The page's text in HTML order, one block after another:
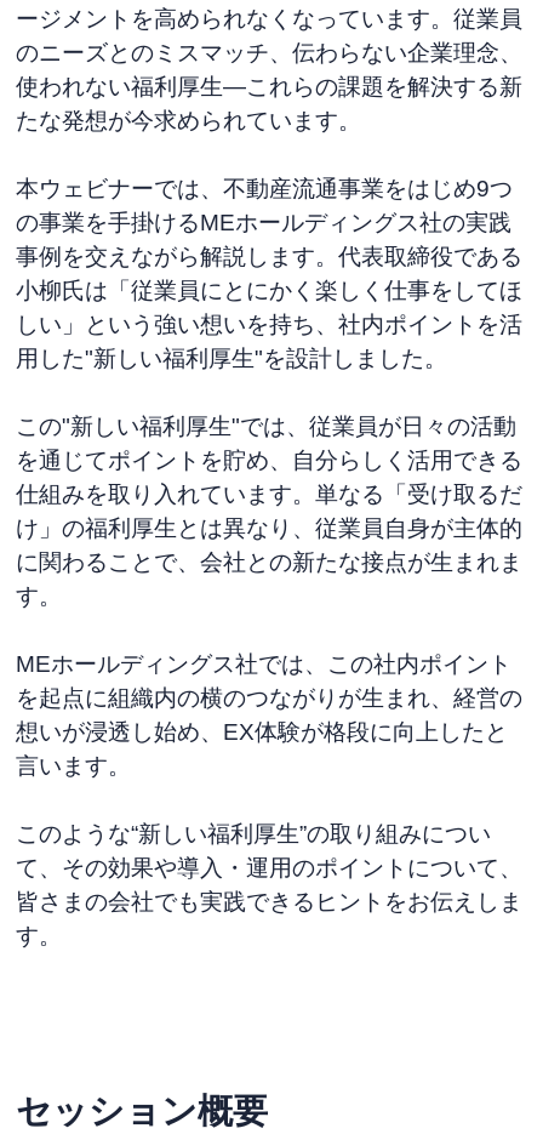
ージメントを高められなくなっています。従業員
のニーズとのミスマッチ、伝わらない企業理念、
使われない福利厚生—これらの課題を解決する新
たな発想が今求められています。
本ウェビナーでは、不動産流通事業をはじめ9つ
の事業を手掛けるMEホールディングス社の実践
事例を交えながら解説します。代表取締役である
小柳氏は「従業員にとにかく楽しく仕事をしてほ
しい」という強い想いを持ち、社内ポイントを活
用した"新しい福利厚生"を設計しました。
この"新しい福利厚生"では、従業員が日々の活動
を通じてポイントを貯め、自分らしく活用できる
仕組みを取り入れています。単なる「受け取るだ
け」の福利厚生とは異なり、従業員自身が主体的
に関わることで、会社との新たな接点が生まれま
す。
MEホールディングス社では、この社内ポイント
を起点に組織内の横のつながりが生まれ、経営の
想いが浸透し始め、EX体験が格段に向上したと
言います。
このような“新しい福利厚生”の取り組みについ
て、その効果や導入・運用のポイントについて、
皆さまの会社でも実践できるヒントをお伝えしま
す。
セッション概要